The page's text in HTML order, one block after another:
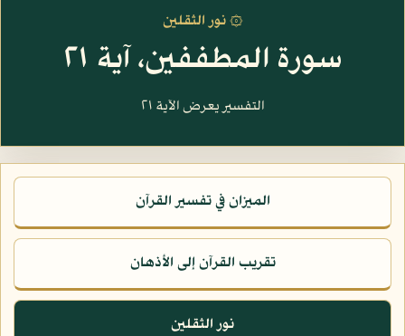
۞ نور الثقلين
سورة المطففين، آية ٢١
التفسير يعرض الآية ٢١
الميزان في تفسير القرآن
تقريب القرآن إلى الأذهان
نور الثقلين